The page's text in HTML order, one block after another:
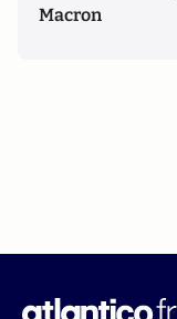
Macron